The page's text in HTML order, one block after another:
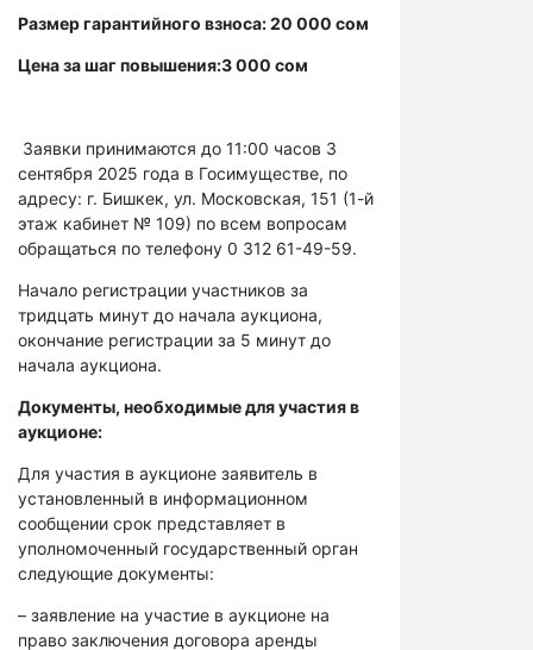
Размер гарантийного взноса: 20 000 сом
Цена за шаг повышения:3 000 сом
Заявки принимаются до 11:00 часов 3
сентября 2025 года в Госимуществе, по
адресу: г. Бишкек, ул. Московская, 151 (1-й
этаж кабинет № 109) по всем вопросам
обращаться по телефону 0 312 61-49-59.
Начало регистрации участников за
тридцать минут до начала аукциона,
окончание регистрации за 5 минут до
начала аукциона.
Документы, необходимые для участия в
аукционе:
Для участия в аукционе заявитель в
установленный в информационном
сообщении срок представляет в
уполномоченный государственный орган
следующие документы:
– заявление на участие в аукционе на
право заключения договора аренды